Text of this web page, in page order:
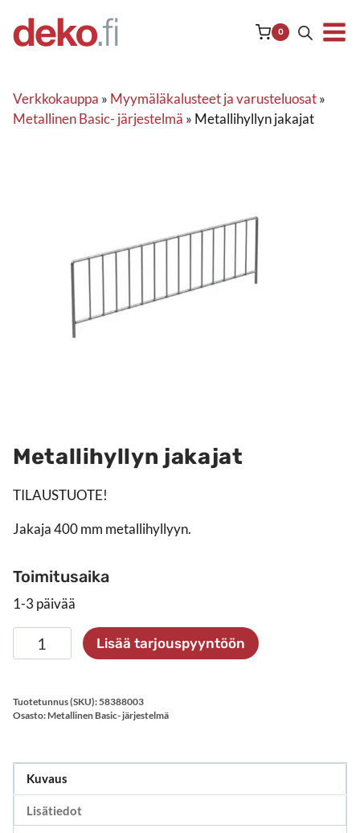
sisältöön
0
Verkkokauppa » Myymäläkalusteet ja varusteluosat»
Metallinen Basic- järjestelmä » Metallihyllyn jakajat
Metallihyllyn jakajat
TILAUSTUOTE!
Jakaja 400 mm metallihyllyyn.
Toimitusaika
1-3 päivää
Metallihyllyn
jakajat
Lisää tarjouspyyntöön
Tuotetunnus (SKU):58388003
Osasto: Metallinen Basic- järjestelmä
Kuvaus
Lisätiedot